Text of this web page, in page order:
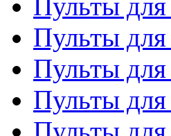
Пульты
Пульты
Пульты